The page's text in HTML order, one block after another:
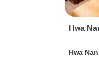
Hwa
Hwa